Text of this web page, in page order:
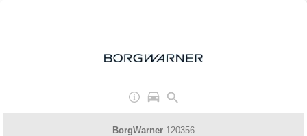
BorgWarner 120356